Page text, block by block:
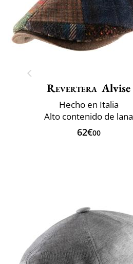
Revertera Alvise
Hecho en Italia
Alto contenido de lana
62€00